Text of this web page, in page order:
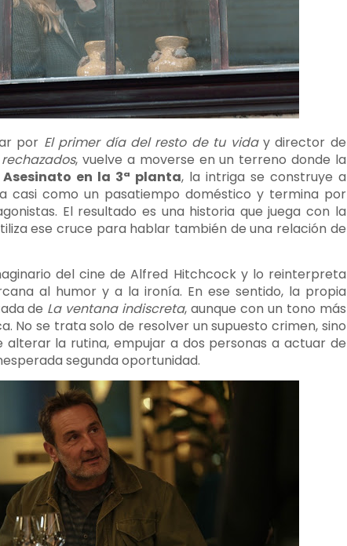
por El primer día del resto de tu viday director de
, vuelve a moverse en un terreno donde la
Asesinato en la 3ª planta, la intriga se construye a
casi como un pasatiempo doméstico y termina por
El resultado es una historia que juega con la
ese cruce para hablar también de una relación de
del cine de Alfred Hitchcock y lo reinterpreta
al humor y a la ironía. En ese sentido, la propia
de La ventana indiscreta, aunque con un tono más
No se trata solo de resolver un supuesto crimen, sino
la rutina, empujar a dos personas a actuar de
segunda oportunidad.